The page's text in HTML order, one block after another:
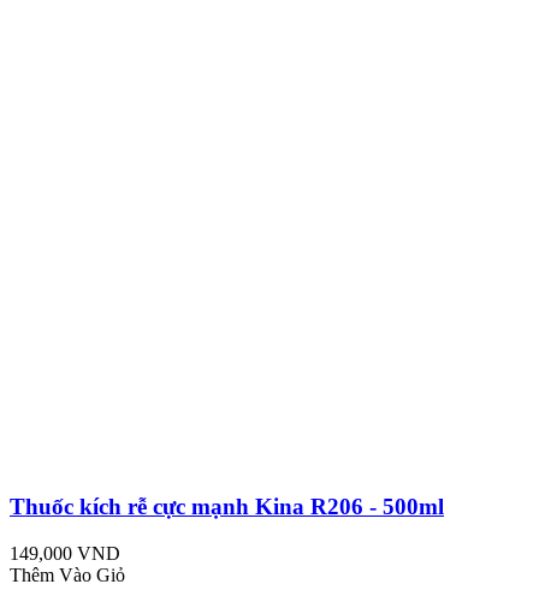
Thuốc kích rễ cực mạnh Kina R206 - 500ml
149,000 VND
Thêm Vào Giỏ